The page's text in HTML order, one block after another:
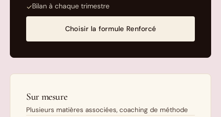
✓Bilan à chaque trimestre
Choisir la formule Renforcé
Sur mesure
Plusieurs matières associées, coaching de méthode